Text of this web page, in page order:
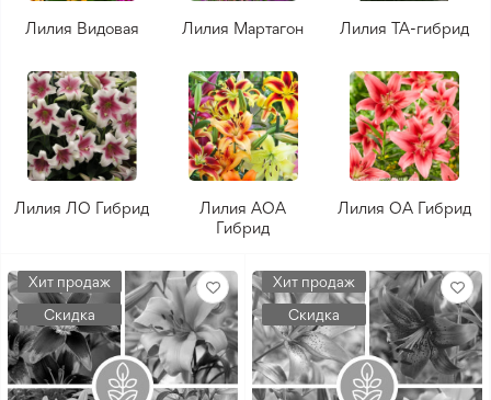
Лилия Видовая Лилия Мартагон Лилия ТА-гибрид
Лилия ЛО Гибрид
Лилия АОА
Гибрид
Лилия ОА Гибрид
Хит продаж
Скидка
Хит продаж
Скидка